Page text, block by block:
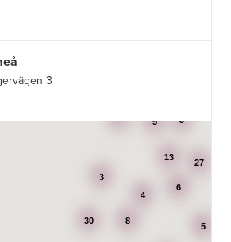
3
- Edsbyn
30
27
8
6
13
3
4
5
3
5